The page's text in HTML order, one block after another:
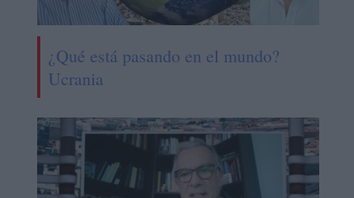
¿Qué está pasando en el mundo?
Ucrania